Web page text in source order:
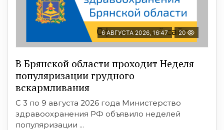
6 АВГУСТА 2026, 16:47 20
В Брянской области проходит Неделя
популяризации грудного
вскармливания
С 3 по 9 августа 2026 года Министерство
здравоохранения РФ объявило неделей
популяризации ...